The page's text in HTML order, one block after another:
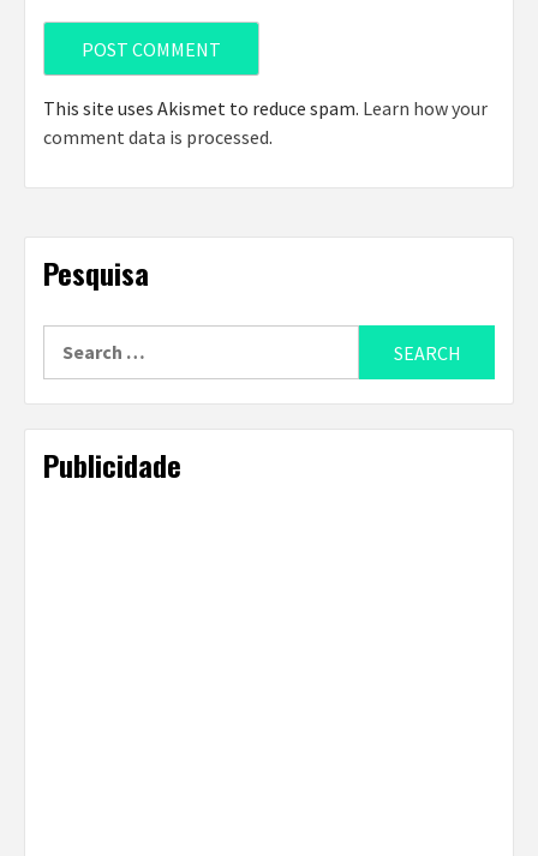
This site uses Akismet to reduce spam. Learn how your
comment data is processed.
Pesquisa
Publicidade